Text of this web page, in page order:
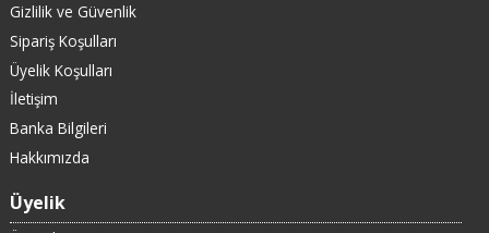
Gizlilik ve Güvenlik
Sipariş Koşulları
Üyelik Koşulları
İletişim
Banka Bilgileri
Hakkımızda
Üyelik